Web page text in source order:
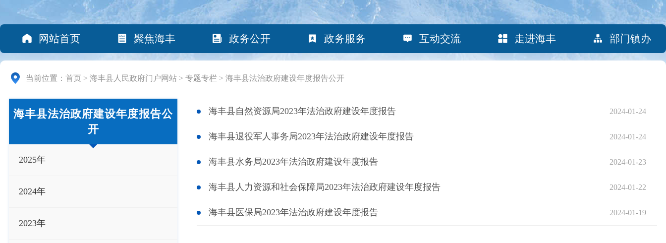
网站首页 聚焦海丰 政务公开 政务服务 互动交流 走进海丰 部门镇办
当前位置： 首页 > 海丰县人民政府门户网站 > 专题专栏 > 海丰县法治政府建设年度报告公开
海丰县法治政府建设年度报告公
开
2025年
2024年
2023年
海丰县自然资源局2023年法治政府建设年度报告 2024-01-24
海丰县退役军人事务局2023年法治政府建设年度报告 2024-01-24
海丰县水务局2023年法治政府建设年度报告 2024-01-23
海丰县人力资源和社会保障局2023年法治政府建设年度报告 2024-01-22
海丰县医保局2023年法治政府建设年度报告 2024-01-19